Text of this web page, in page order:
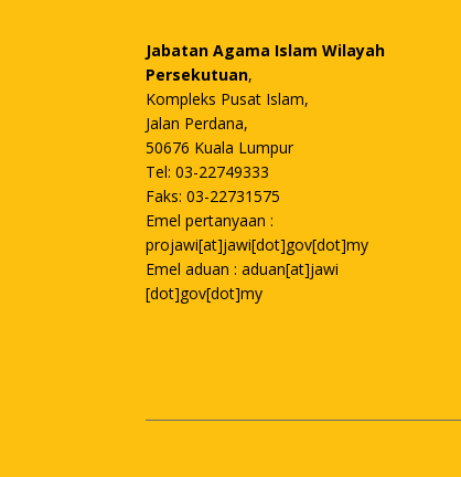
Jabatan Agama Islam Wilayah
Persekutuan,
Kompleks Pusat Islam,
Jalan Perdana,
50676 Kuala Lumpur
Tel: 03-22749333
Faks: 03-22731575
Emel pertanyaan :
projawi[at]jawi[dot]gov[dot]my
Emel aduan : aduan[at]jawi
[dot]gov[dot]my